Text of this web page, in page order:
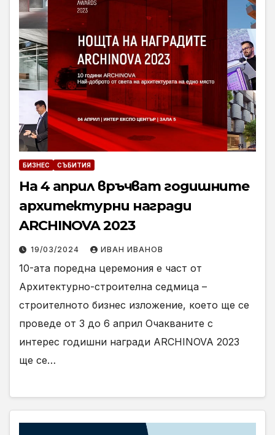
БИЗНЕС СЪБИТИЯ
На 4 април връчват годишните
архитектурни награди
ARCHINOVA 2023
19/03/2024 ИВАН ИВАНОВ
10-ата поредна церемония е част от
Архитектурно-строителна седмица –
строителното бизнес изложение, което ще се
проведе от 3 до 6 април Очакваните с
интерес годишни награди ARCHINOVA 2023
ще се…